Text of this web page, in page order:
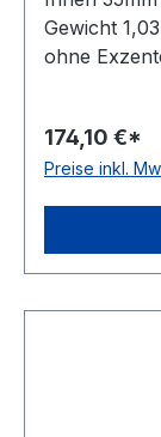
Gewicht
ohne
schleifende
+120 °C
174,10 €*
Preise inkl.